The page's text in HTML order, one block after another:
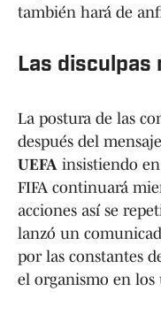
también hará de
Las disculpas
La postura de las
después del
UEFA insistiendo
FIFA continuará
acciones así se
lanzó un
por las constantes
el organismo en los